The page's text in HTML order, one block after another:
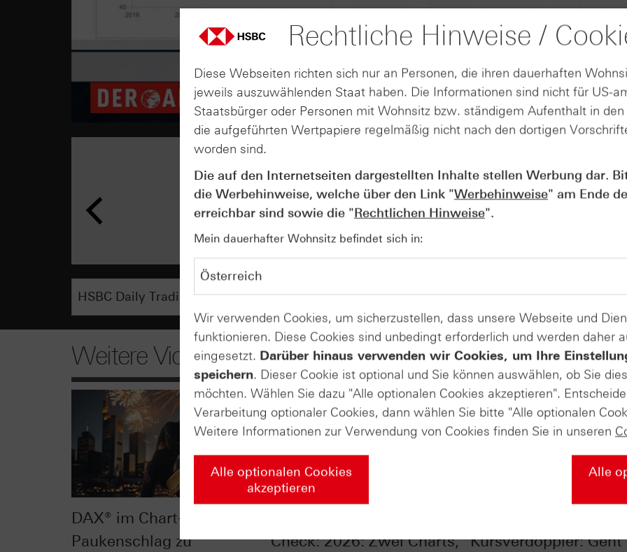
AUGUST
04
Der Blick ins Kleingedruckte:
Kündigungen bei Derivaten -
vom 04.08.2026
Weitere Videos
DAX® im Chart-Check:
Paukenschlag zu
Check: 2026: Zwei Charts, Kursverdoppler: Geht
Rechtliche Hinweise /
Diese Webseiten richten sich nur an Personen, die ihren dauerhaften
jeweils auszuwählenden Staat haben. Die Informationen sind nicht für US-
Staatsbürger oder Personen mit Wohnsitz bzw. ständigem Aufenthalt in
die aufgeführten Wertpapiere regelmäßig nicht nach den dortigen
worden sind.
Die auf den Internetseiten dargestellten Inhalte stellen Werbung dar.
die Werbehinweise, welche über den Link "Werbehinweise" am Ende
erreichbar sind sowie die "Rechtlichen Hinweise".
Mein dauerhafter Wohnsitz befindet sich in:
Wir verwenden Cookies, um sicherzustellen, dass unsere Webseite und
funktionieren. Diese Cookies sind unbedingt erforderlich und werden daher
eingesetzt. Darüber hinaus verwenden wir Cookies, um Ihre
speichern. Dieser Cookie ist optional und Sie können auswählen, ob Sie
möchten. Wählen Sie dazu "Alle optionalen Cookies akzeptieren".
Verarbeitung optionaler Cookies, dann wählen Sie bitte "Alle optionalen
Weitere Informationen zur Verwendung von Cookies finden Sie in unseren
Alle optionalen Cookies
akzeptieren
Alle